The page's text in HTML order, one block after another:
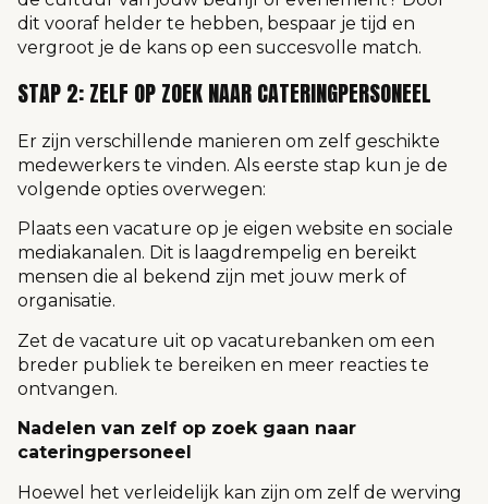
dit vooraf helder te hebben, bespaar je tijd en
vergroot je de kans op een succesvolle match.
STAP 2: ZELF OP ZOEK NAAR CATERINGPERSONEEL
Er zijn verschillende manieren om zelf geschikte
medewerkers te vinden. Als eerste stap kun je de
volgende opties overwegen:
Plaats een vacature op je eigen website en sociale
mediakanalen. Dit is laagdrempelig en bereikt
mensen die al bekend zijn met jouw merk of
organisatie.
Zet de vacature uit op vacaturebanken om een
breder publiek te bereiken en meer reacties te
ontvangen.
Nadelen van zelf op zoek gaan naar
cateringpersoneel
Hoewel het verleidelijk kan zijn om zelf de werving